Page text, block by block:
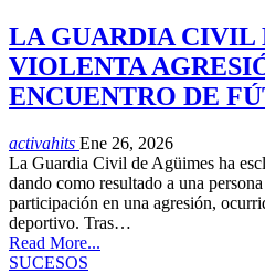
LA GUARDIA CIVIL
VIOLENTA
ENCUENTRO DE
activahits Ene 26, 2026
La Guardia Civil de Agüimes ha
dando como resultado a una
participación en una agresión,
deportivo. Tras…
Read More...
SUCESOS